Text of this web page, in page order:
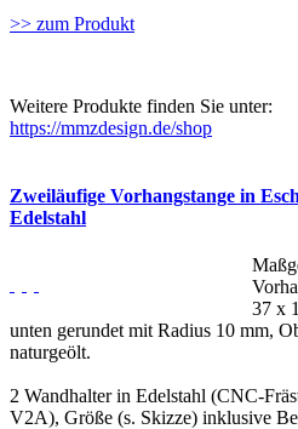
>> zum Produkt
Weitere Produkte finden Sie unter:
https://mmzdesign.de/shop
Zweiläufige Vorhangstange in
Edelstahl
37 x
unten gerundet mit Radius 10 mm,
naturgeölt.
2 Wandhalter in Edelstahl (CNC-
V2A), Größe (s. Skizze) inklusive